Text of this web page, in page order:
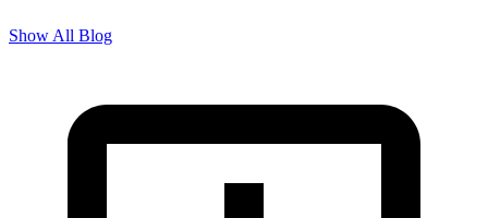
Show All Blog